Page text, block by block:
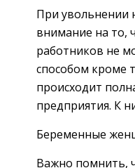
При увольнении
внимание на то,
работников не
способом кроме
происходит
предприятия. К
Беременные
Важно помнить,